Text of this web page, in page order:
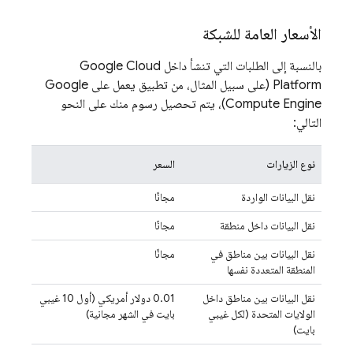
الأسعار العامة للشبكة
بالنسبة إلى الطلبات التي تنشأ داخل Google Cloud
Platform (على سبيل المثال، من تطبيق يعمل على Google
Compute Engine)، يتم تحصيل رسوم منك على النحو
التالي:
نوع الزيارات السعر
نقل البيانات الواردة
مجانًا
نقل البيانات داخل منطقة
مجانًا
نقل البيانات بين مناطق في
المنطقة المتعددة نفسها
مجانًا
نقل البيانات بين مناطق داخل
الولايات المتحدة (لكل غيبي
بايت)
‫0.01 دولار أمريكي (أول 10 غيبي
بايت في الشهر مجانية)